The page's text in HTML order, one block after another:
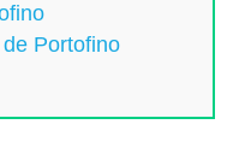
Portofino